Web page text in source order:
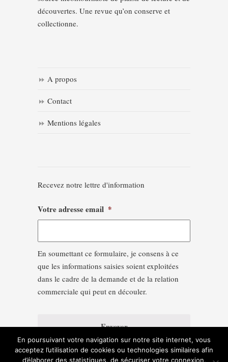
découvertes. Une revue qu’on conserve et
collectionne.
A propos
Contact
Mentions légales
Recevez notre lettre d'information
Votre adresse email *
En soumettant ce formulaire, je consens à ce
que les informations saisies soient exploitées
dans le cadre de la demande et de la relation
commerciale qui peut en découler.
En poursuivant votre navigation sur notre site internet, vous
acceptez l’utilisation de cookies ou technologies similaires afin
d’élaborer des statistiques, de sécuriser votre connexion,